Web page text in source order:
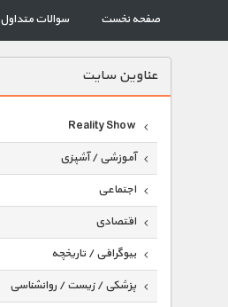
صفحه نخست سوالات متداول
عناوين سايت
Reality Show
آموزشی / آشپزی
اجتماعی
اقتصادی
بیوگرافی / تاریخچه
پزشکی / زیست / روانشناسی